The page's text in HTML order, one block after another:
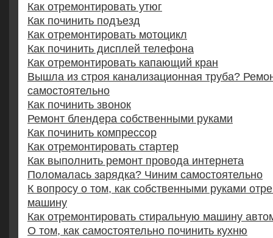
Как отремонтировать утюг
Как починить подъезд
Как отремонтировать мотоцикл
Как починить дисплей телефона
Как отремонтировать капающий кран
Вышла из строя канализационная труба?
самостоятельно
Как починить звонок
Ремонт блендера собственными руками
Как починить компрессор
Как отремонтировать стартер
Как выполнить ремонт провода интернета
Поломалась зарядка? Чиним самостоятельно
К вопросу о том, как собственными руками
машину
Как отремонтировать стиральную машину
О том, как самостоятельно починить кухню